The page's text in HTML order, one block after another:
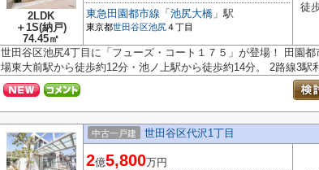
2LDK
＋1S(納戸)
74.45㎡
東急田園都市線 「 池尻大橋 」駅
東京都世田谷区池尻４丁目
徒
世田谷区池尻4丁目に「フューズ・コート１７５」が登場！ 田園
場東大前駅から徒歩約12分・池ノ上駅から徒歩約14分。 2路線3駅
中古一戸建 世田谷区代沢1丁目
2億5,800万円